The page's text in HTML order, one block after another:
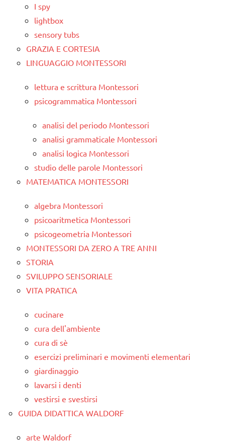
I spy
lightbox
sensory tubs
GRAZIA E CORTESIA
LINGUAGGIO MONTESSORI
lettura e scrittura Montessori
psicogrammatica Montessori
analisi del periodo Montessori
analisi grammaticale Montessori
analisi logica Montessori
studio delle parole Montessori
MATEMATICA MONTESSORI
algebra Montessori
psicoaritmetica Montessori
psicogeometria Montessori
MONTESSORI DA ZERO A TRE ANNI
STORIA
SVILUPPO SENSORIALE
VITA PRATICA
cucinare
cura dell'ambiente
cura di sè
esercizi preliminari e movimenti elementari
giardinaggio
lavarsi i denti
vestirsi e svestirsi
GUIDA DIDATTICA WALDORF
arte Waldorf